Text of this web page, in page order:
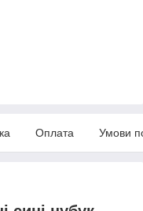
Оплата Умови